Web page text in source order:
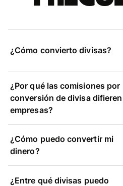
¿Cómo convierto divisas?
¿Por qué las comisiones por
conversión de divisa
empresas?
¿Cómo puedo convertir mi
dinero?
¿Entre qué divisas puedo